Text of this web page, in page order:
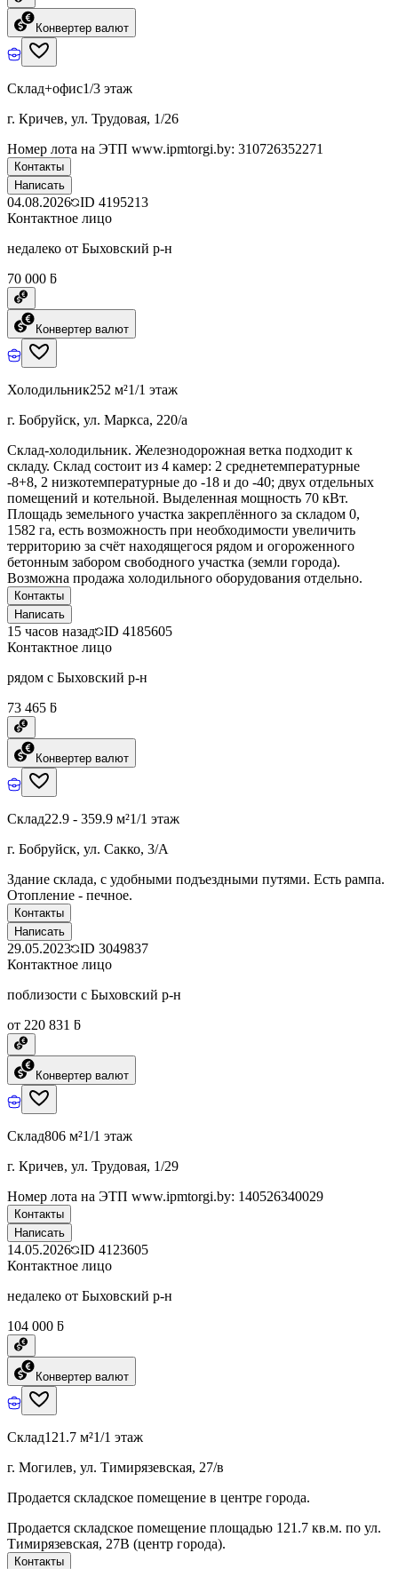
Конвертер валют
Склад+офис1/3 этаж
г. Кричев, ул. Трудовая, 1/26
Номер лота на ЭТП www.ipmtorgi.by: 310726352271
Контакты
Написать
04.08.2026 ID 4195213
Контактное лицо
недалеко от Быховский р-н
70 000 ƃ
Конвертер валют
Холодильник252 м²1/1 этаж
г. Бобруйск, ул. Маркса, 220/а
Склад-холодильник. Железнодорожная ветка подходит к
складу. Склад состоит из 4 камер: 2 среднетемпературные
-8+8, 2 низкотемпературные до -18 и до -40; двух отдельных
помещений и котельной. Выделенная мощность 70 кВт.
Площадь земельного участка закреплённого за складом 0,
1582 га, есть возможность при необходимости увеличить
территорию за счёт находящегося рядом и огороженного
бетонным забором свободного участка (земли города).
Возможна продажа холодильного оборудования отдельно.
Контакты
Написать
15 часов назад ID 4185605
Контактное лицо
рядом с Быховский р-н
73 465 ƃ
Конвертер валют
Склад22.9 - 359.9 м²1/1 этаж
г. Бобруйск, ул. Сакко, 3/А
Здание склада, с удобными подъездными путями. Есть рампа.
Отопление - печное.
Контакты
Написать
29.05.2023 ID 3049837
Контактное лицо
поблизости с Быховский р-н
от 220 831 ƃ
Конвертер валют
Склад806 м²1/1 этаж
г. Кричев, ул. Трудовая, 1/29
Номер лота на ЭТП www.ipmtorgi.by: 140526340029
Контакты
Написать
14.05.2026 ID 4123605
Контактное лицо
недалеко от Быховский р-н
104 000 ƃ
Конвертер валют
Склад121.7 м²1/1 этаж
г. Могилев, ул. Тимирязевская, 27/в
Продается складское помещение в центре города.
Продается складское помещение площадью 121.7 кв.м. по ул.
Тимирязевская, 27В (центр города).
Контакты